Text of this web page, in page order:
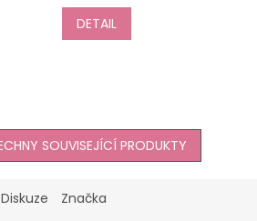
DETAIL
SOUVISEJÍCÍ PRODUKTY
Diskuze Značka